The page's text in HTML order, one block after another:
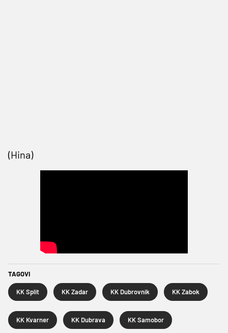
(Hina)
TAGOVI
KK Split KK Zadar KK Dubrovnik KK Zabok
KK Kvarner KK Dubrava KK Samobor